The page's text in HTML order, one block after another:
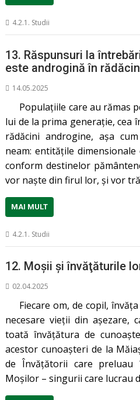
4.2.1. Studii
13. Răspunsuri la
este androgină în
14.05.2025
Populațiile care au rămas
lui de la prima generație, cea
rădăcini androgine, așa
neam: entitățile
conform destinelor
vor naște din firul lor, și vor
MAI MULT
4.2.1. Studii
12. Moşii şi învăţăturile
02.04.2025
Fiecare om, de copil,
necesare vieții din așezare,
toată învățătura de
acestor cunoașteri de la
de Învățătorii care preluau
Moșilor – singurii care lucrau